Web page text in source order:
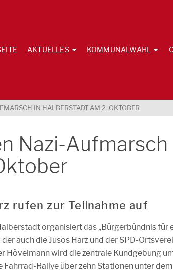
AKTUELLES KOMMUNALWAHL
IN HALBERSTADT AM 2. OKTOBER
Nazi-Aufmarsch
rufen zur Teilnahme auf
organisiert das „Bürgerbündnis für
auch die Jusos Harz und der SPD-
wird die zentrale Kundgebung
Rallye über zehn Stationen unter